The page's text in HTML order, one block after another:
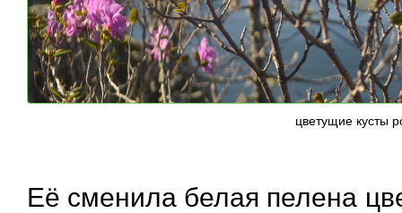
цветущие кусты
Её сменила белая пелена